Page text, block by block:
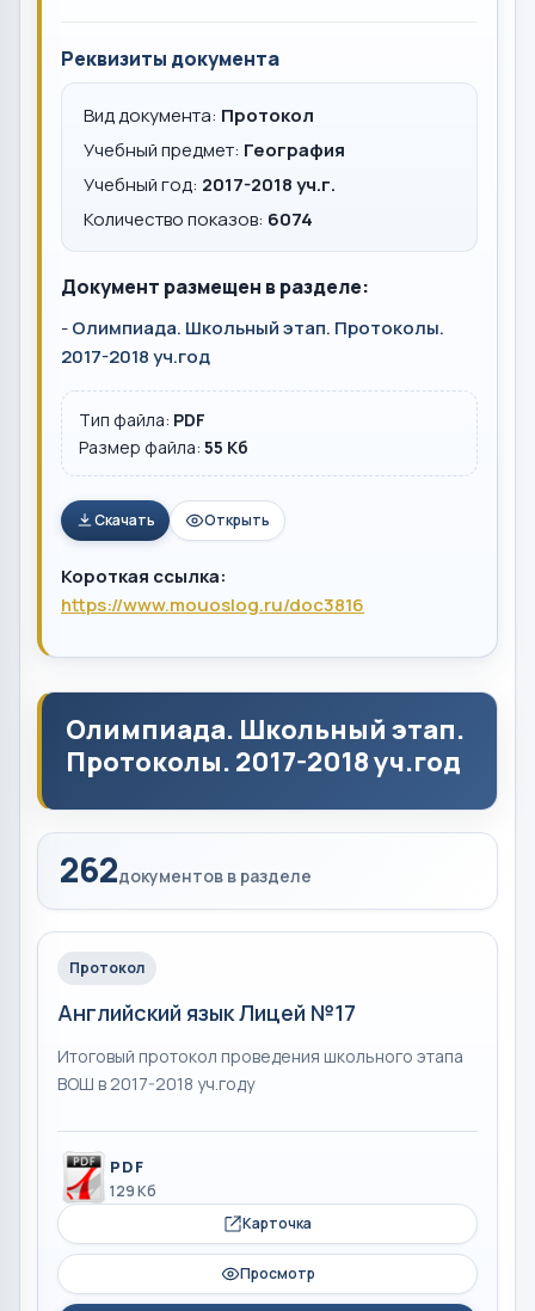
Реквизиты документа
Вид документа: Протокол
Учебный предмет: География
Учебный год: 2017-2018 уч.г.
Количество показов: 6074
Документ размещен в разделе:
-Олимпиада. Школьный этап. Протоколы.
2017-2018 уч.год
Тип файла: PDF
Размер файла: 55 Кб
Скачать Открыть
Короткая ссылка:
https://www.mouoslog.ru/doc3816
Олимпиада. Школьный этап.
Протоколы. 2017-2018 уч.год
262документов в разделе
Протокол
Английский язык Лицей №17
Итоговый протокол проведения школьного этапа
ВОШ в 2017-2018 уч.году
PDF
129 Кб
Карточка
Просмотр